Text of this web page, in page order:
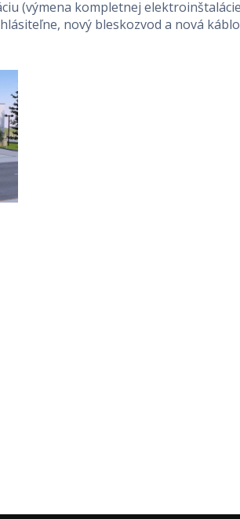
(výmena kompletnej
nový bleskozvod a nová